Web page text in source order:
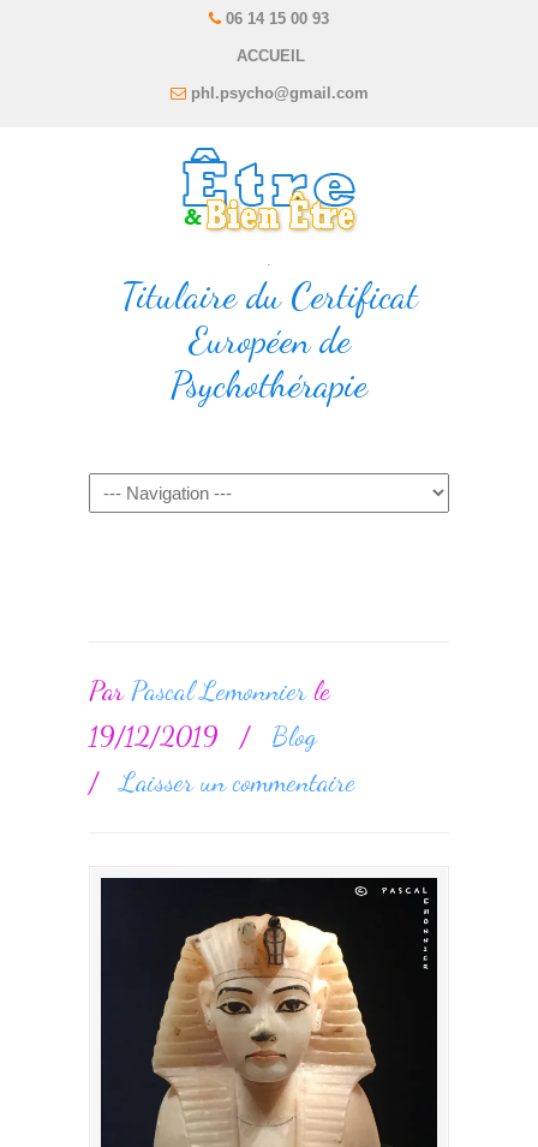
06 14 15 00 93
ACCUEIL
phl.psycho@gmail.com
.
Titulaire du Certificat
Européen de
Psychothérapie
Navigation
Par Pascal Lemonnierle
19/12/2019
/
Blog
/Laisser un commentaire